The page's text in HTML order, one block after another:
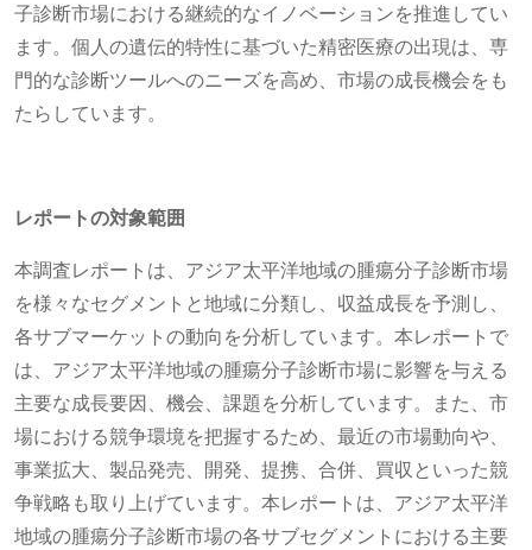
子診断市場における継続的なイノベーションを推進してい
ます。個人の遺伝的特性に基づいた精密医療の出現は、専
門的な診断ツールへのニーズを高め、市場の成長機会をも
たらしています。
レポートの対象範囲
本調査レポートは、アジア太平洋地域の腫瘍分子診断市場
を様々なセグメントと地域に分類し、収益成長を予測し、
各サブマーケットの動向を分析しています。本レポートで
は、アジア太平洋地域の腫瘍分子診断市場に影響を与える
主要な成長要因、機会、課題を分析しています。また、市
場における競争環境を把握するため、最近の市場動向や、
事業拡大、製品発売、開発、提携、合併、買収といった競
争戦略も取り上げています。本レポートは、アジア太平洋
地域の腫瘍分子診断市場の各サブセグメントにおける主要